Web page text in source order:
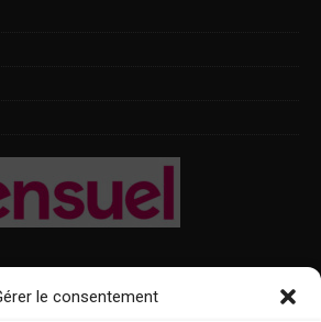
le consentement
Alpes-Maritimes : oû trouver Le Mensuel ?